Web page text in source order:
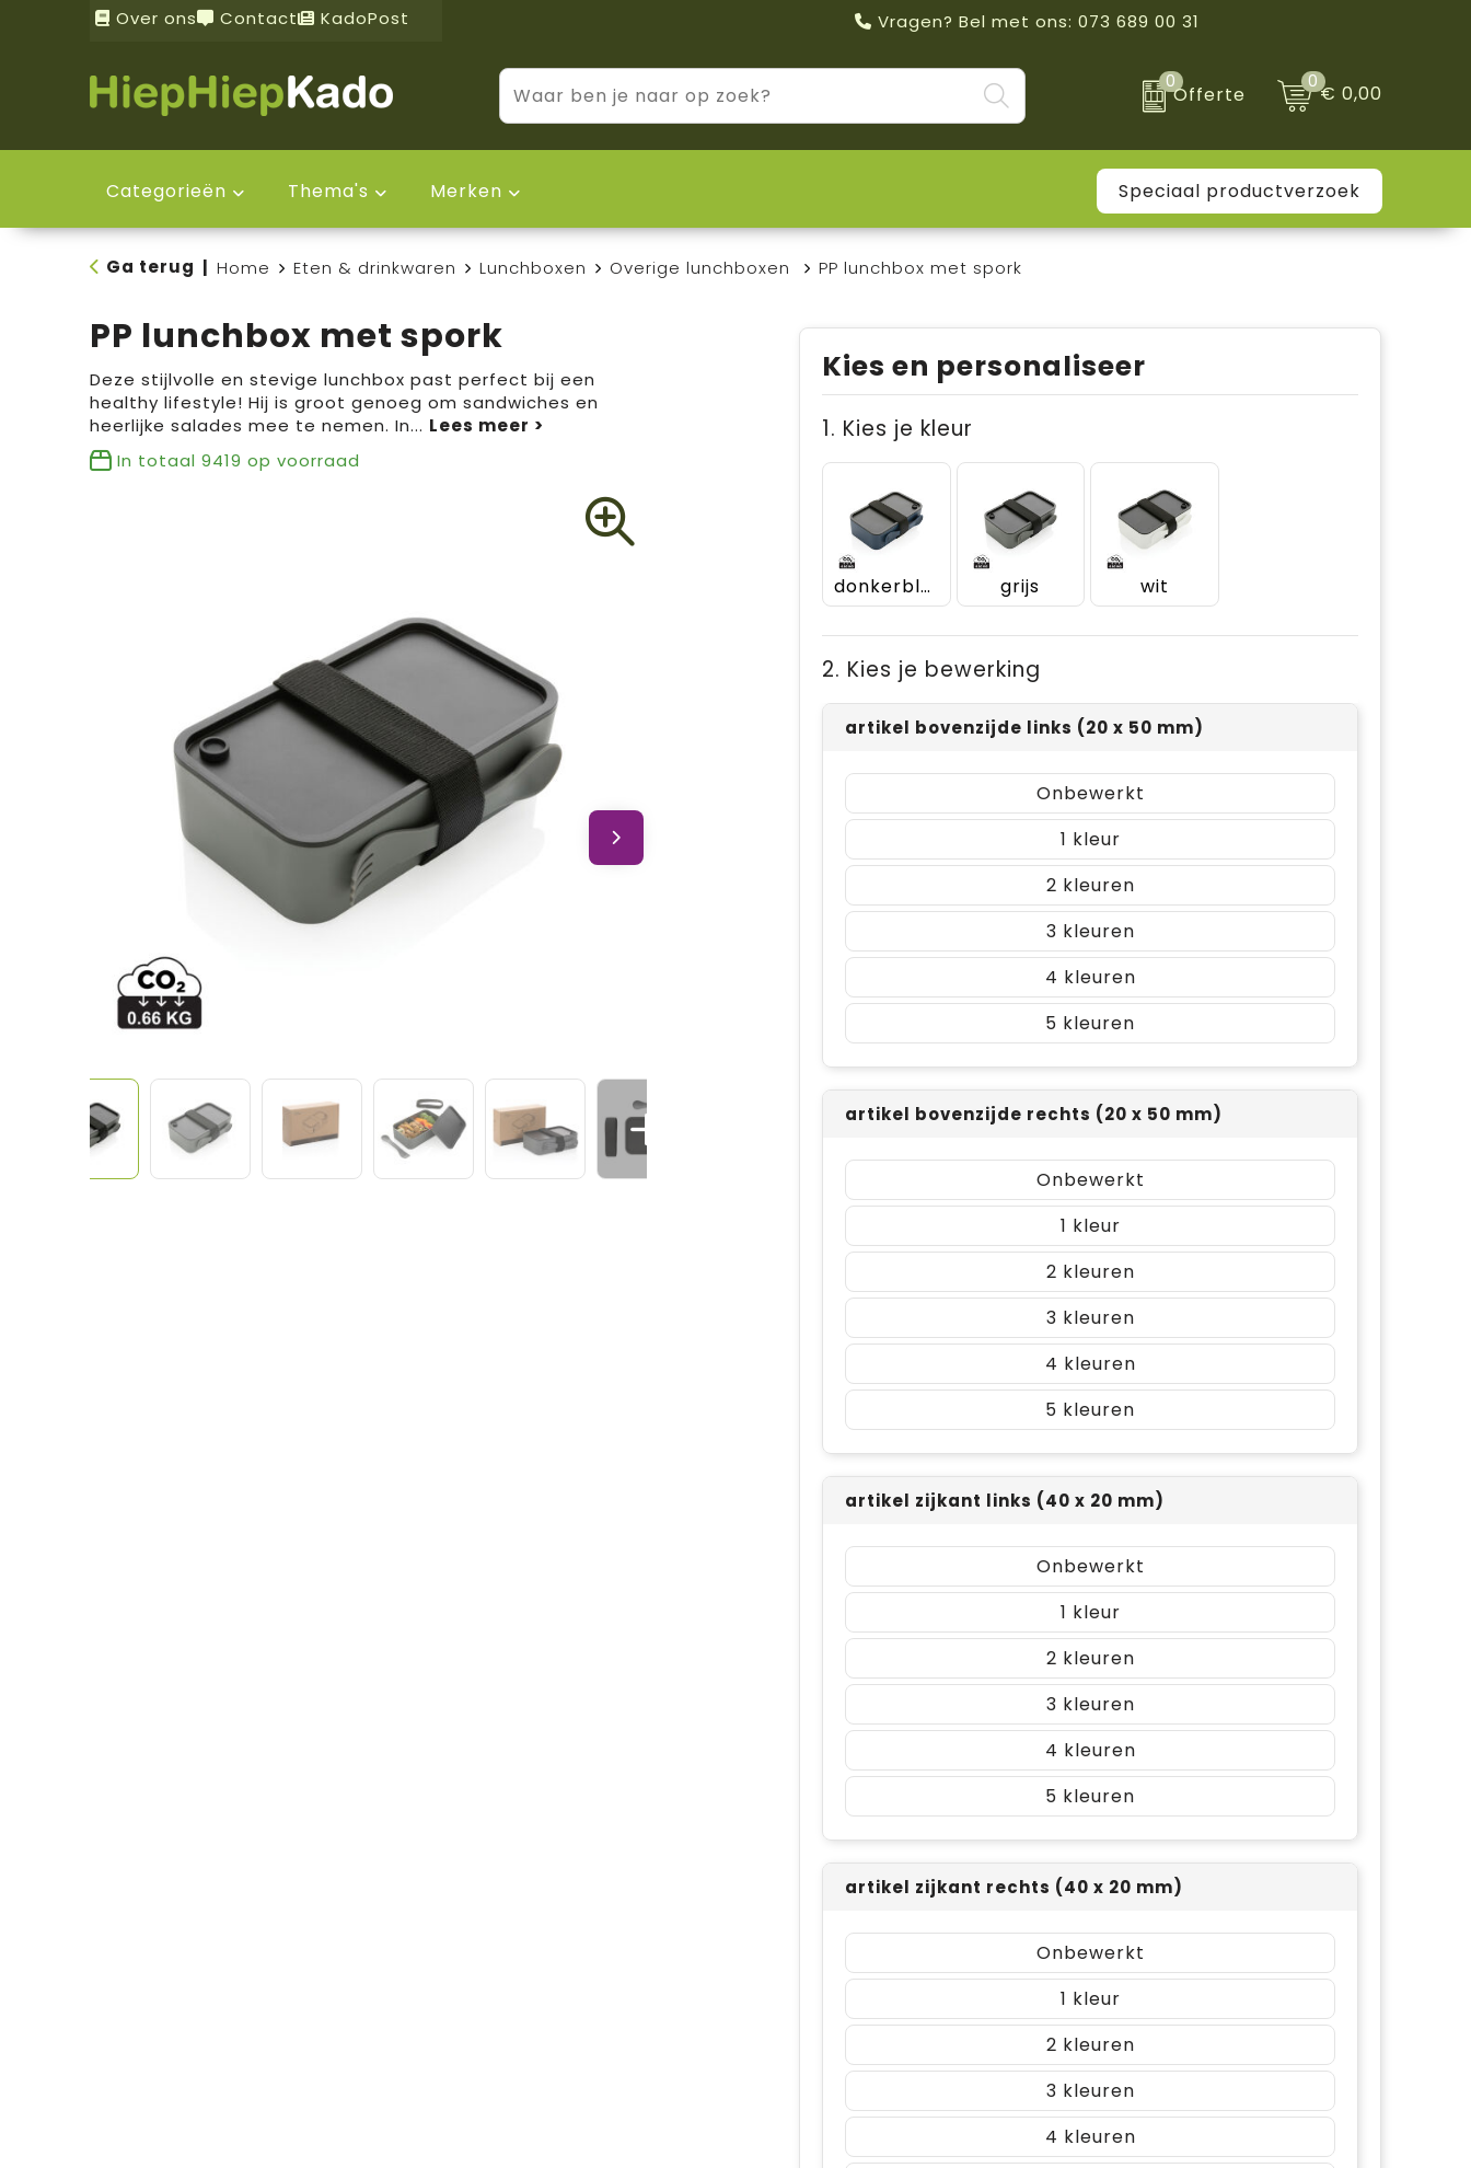
Over ons Contact KadoPost Vragen? Bel met ons: 073 689 00 31
0
Offerte
0€ 0,00
Categorieën Thema's Merken Speciaal productverzoek
Ga terug Home Eten & drinkwaren Lunchboxen Overige lunchboxen PP lunchbox met spork
PP lunchbox met spork
Deze stijlvolle en stevige lunchbox past perfect bij een
healthy lifestyle! Hij is groot genoeg om sandwiches en
heerlijke salades mee te nemen. In...
In totaal 9419 op voorraad
Kies en personaliseer
1. Kies je kleur
donkerblauw grijs wit
2. Kies je bewerking
artikel bovenzijde links (20 x 50 mm)
Onbewerkt
1
2
3
4
5
artikel bovenzijde rechts (20 x 50 mm)
Onbewerkt
1
2
3
4
5
artikel zijkant links (40 x 20 mm)
Onbewerkt
1
2
3
4
5
artikel zijkant rechts (40 x 20 mm)
Onbewerkt
1
2
3
4